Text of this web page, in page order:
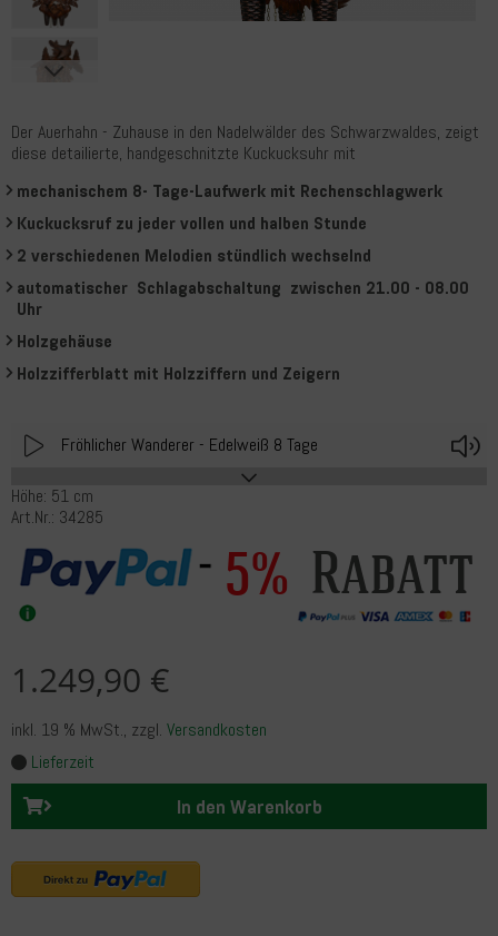
Der Auerhahn - Zuhause in den Nadelwälder des Schwarzwaldes, zeigt
diese detailierte, handgeschnitzte Kuckucksuhr mit
mechanischem 8- Tage-Laufwerk mit Rechenschlagwerk
Kuckucksruf zu jeder vollen und halben Stunde
2 verschiedenen Melodien stündlich wechselnd
automatischer Schlagabschaltung zwischen 21.00 - 08.00
Uhr
Holzgehäuse
Holzzifferblatt mit Holzziffern und Zeigern
Fröhlicher Wanderer - Edelweiß 8 Tage
Play
Höhe: 51 cm
Art.Nr.: 34285
5% Rabatt
1.249,90 €
inkl. 19 % MwSt., zzgl. Versandkosten
Lieferzeit
In den Warenkorb